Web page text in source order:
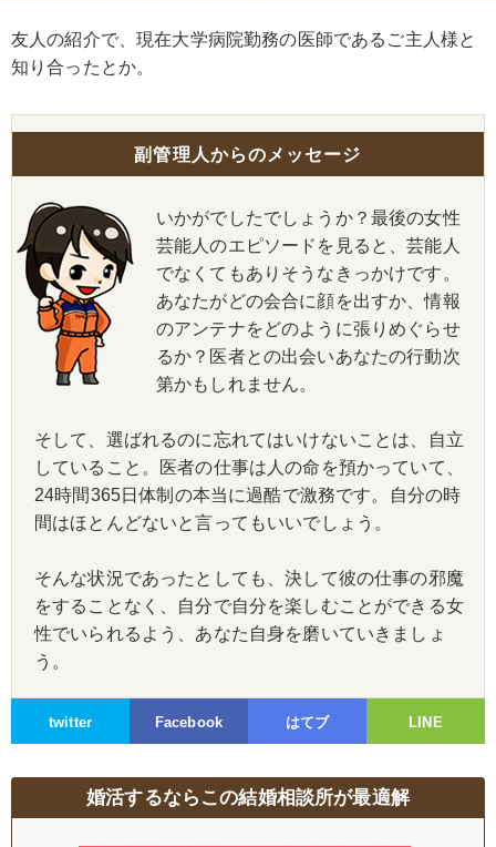
友人の紹介で、現在大学病院勤務の医師であるご主人様と
知り合ったとか。
副管理人からのメッセージ
いかがでしたでしょうか？最後の女性
芸能人のエピソードを見ると、芸能人
でなくてもありそうなきっかけです。
あなたがどの会合に顔を出すか、情報
のアンテナをどのように張りめぐらせ
るか？医者との出会いあなたの行動次
第かもしれません。
そして、選ばれるのに忘れてはいけないことは、自立
していること。医者の仕事は人の命を預かっていて、
24時間365日体制の本当に過酷で激務です。自分の時
間はほとんどないと言ってもいいでしょう。
そんな状況であったとしても、決して彼の仕事の邪魔
をすることなく、自分で自分を楽しむことができる女
性でいられるよう、あなた自身を磨いていきましょ
う。
twitter Facebook はてブ LINE
婚活するならこの結婚相談所が最適解